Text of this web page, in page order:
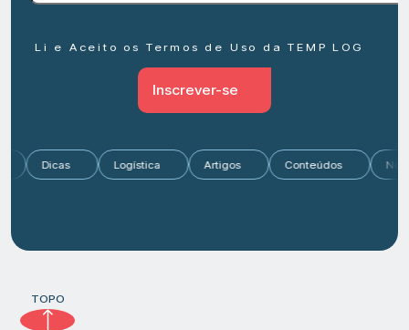
Li e Aceito os Termos de Uso da TEMP LOG
Inscrever-se
Dicas Logística Artigos Conteúdos
TOPO